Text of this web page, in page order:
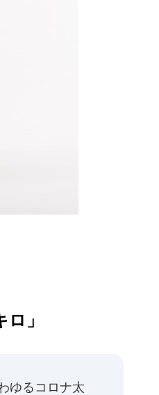
」
ゆるコロナ太